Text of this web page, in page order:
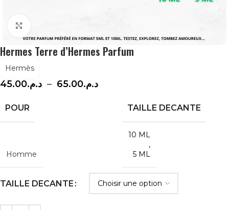
Hermes Terre d’Hermes Parfum
Hermès
د.م.45.00 – د.م.65.00
POUR
Homme
TAILLE DECANTE
10 ML
,
5 ML
TAILLE DECANTE